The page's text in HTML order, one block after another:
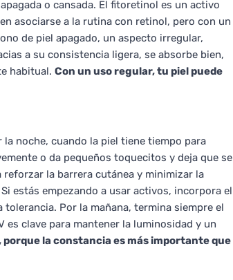
o cansada. El fitoretinol es un activo
asociarse a la rutina con retinol, pero con un
de piel apagado, un aspecto irregular,
a su consistencia ligera, se absorbe bien,
habitual. Con un uso regular, tu piel puede
noche, cuando la piel tiene tiempo para
o da pequeños toquecitos y deja que se
la barrera cutánea y minimizar la
estás empezando a usar activos, incorpora el
Por la mañana, termina siempre el
clave para mantener la luminosidad y un
porque la constancia es más importante que